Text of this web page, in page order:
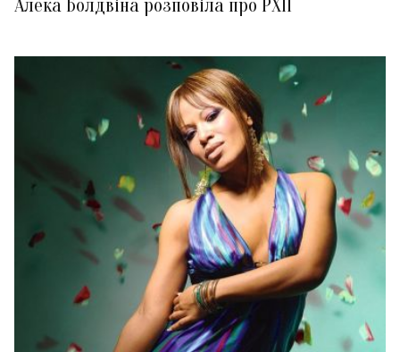
Алека Болдвіна розповіла про РХП